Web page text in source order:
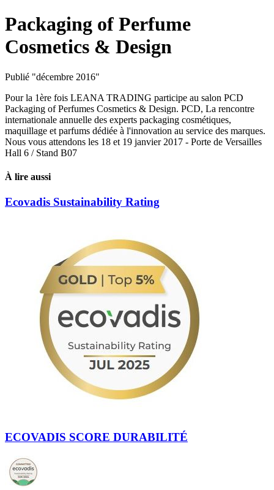
Packaging of Perfume
Cosmetics & Design
Publié "décembre 2016"
Pour la 1ère fois LEANA TRADING participe au salon PCD
Packaging of Perfumes Cosmetics & Design. PCD, La rencontre
internationale annuelle des experts packaging cosmétiques,
maquillage et parfums dédiée à l'innovation au service des marques.
Nous vous attendons les 18 et 19 janvier 2017 - Porte de Versailles
Hall 6 / Stand B07
À lire aussi
Ecovadis Sustainability Rating
ECOVADIS SCORE DURABILITÉ